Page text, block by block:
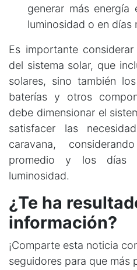
generar más
luminosidad o en días
Es importante
del sistema solar, que
solares, sino también
baterías y otros
debe dimensionar el
satisfacer las
caravana,
promedio y los días
luminosidad.
¿Te ha
información?
¡Comparte esta noticia
seguidores para que más